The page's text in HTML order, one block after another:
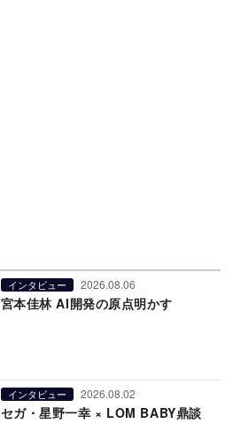
インタビュー 2026.08.06
宮本佳林 AI開発の原点明かす
インタビュー 2026.08.02
セガ・星野一幸 × LOM BABY鼎談